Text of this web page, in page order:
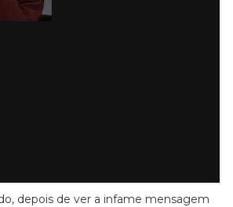
depois de ver a infame mensagem